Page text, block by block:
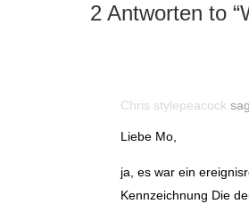
2 Antworten to “
Chris stylepeacock
Liebe Mo,
ja, es war ein
Kennzeichnung Die